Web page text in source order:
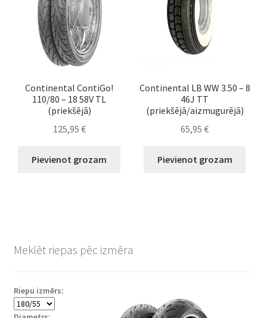
Continental ContiGo!
110/80 – 18 58V TL
(priekšējā)
125,95 €
Pievienot grozam
Continental LB WW 3.50 – 8
46J TT
(priekšējā/aizmugurējā)
65,95€
Pievienot grozam
Meklēt riepas pēc izmēra
Riepu izmērs: